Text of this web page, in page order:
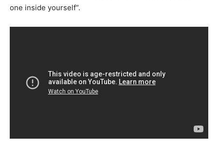
one inside yourself“.